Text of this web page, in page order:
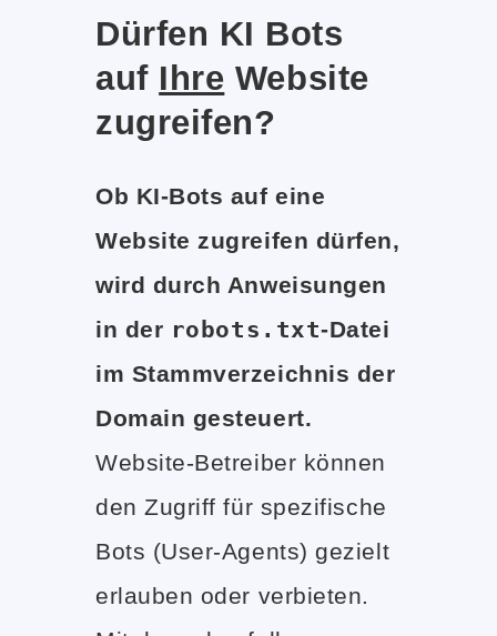
Dürfen KI Bots
auf Ihre Website
zugreifen?
Ob KI-Bots auf eine
Website zugreifen dürfen,
wird durch Anweisungen
in der robots.txt-Datei
im Stammverzeichnis der
Domain gesteuert.
Website-Betreiber können
den Zugriff für spezifische
Bots (User-Agents) gezielt
erlauben oder verbieten.